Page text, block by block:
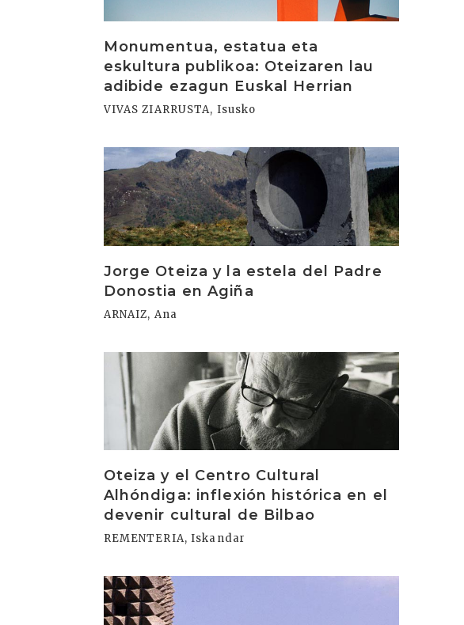
Monumentua, estatua eta
eskultura publikoa: Oteizaren lau
adibide ezagun Euskal Herrian
VIVAS ZIARRUSTA, Isusko
Jorge Oteiza y la estela del Padre
Donostia en Agiña
ARNAIZ, Ana
Irakurri
Oteiza y el Centro Cultural
Alhóndiga: inflexión histórica en el
devenir cultural de Bilbao
REMENTERIA, Iskandar
Irakurri
Irakurri